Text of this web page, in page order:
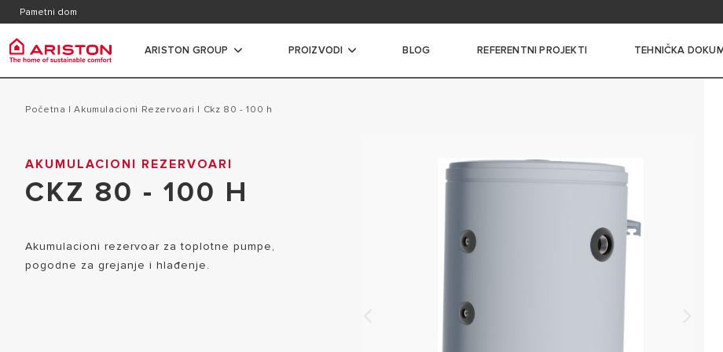
Pametni dom
ARISTON GROUP
Ariston Group
ZAPOSLENJE
PROIZVODI
PRODUCTS | CATEGORIES
BOJLERI
GASNI KOTLOVI
KLIMA UREĐAJI
VENTILOKONVEKTORI
ELEKTRIČNI BOJLERI MALOG KAPACITETA
ELEKTRIČNI BOJLERI SREDNJEG
BLOG REFERENTNI PROJEKTI TEHNIČKA
Početna | Akumulacioni Rezervoari | ckz 80 - 100 h
AKUMULACIONI REZERVOARI
CKZ 80 - 100 H
Akumulacioni rezervoar za toplotne pumpe,
pogodne za grejanje i hlađenje.